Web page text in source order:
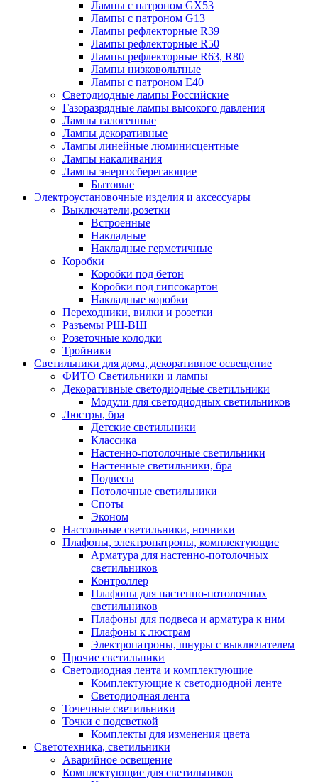
Лампы с патроном GX53
Лампы с патроном G13
Лампы рефлекторные R39
Лампы рефлекторные R50
Лампы рефлекторные R63, R80
Лампы низковольтные
Лампы с патроном Е40
Светодиодные лампы Российские
Газоразрядные лампы высокого давления
Лампы галогенные
Лампы декоративные
Лампы линейные люминисцентные
Лампы накаливания
Лампы энергосберегающие
Бытовые
Электроустановочные изделия и аксессуары
Выключатели,розетки
Встроенные
Накладные
Накладные герметичные
Коробки
Коробки под бетон
Коробки под гипсокартон
Накладные коробки
Переходники, вилки и розетки
Разъемы РШ-ВШ
Розеточные колодки
Тройники
Светильники для дома, декоративное освещение
ФИТО Светильники и лампы
Декоративные светодиодные светильники
Модули для светодиодных светильников
Люстры, бра
Детские светильники
Классика
Настенно-потолочные светильники
Настенные светильники, бра
Подвесы
Потолочные светильники
Споты
Эконом
Настольные светильники, ночники
Плафоны, электропатроны, комплектующие
Арматура для настенно-потолочных
светильников
Контроллер
Плафоны для настенно-потолочных
светильников
Плафоны для подвеса и арматура к ним
Плафоны к люстрам
Электропатроны, шнуры с выключателем
Прочие светильники
Светодиодная лента и комплектующие
Комплектующие к светодиодной ленте
Светодиодная лента
Точечные светильники
Точки с подсветкой
Комплекты для изменения цвета
Светотехника, светильники
Аварийное освещение
Комплектующие для светильников